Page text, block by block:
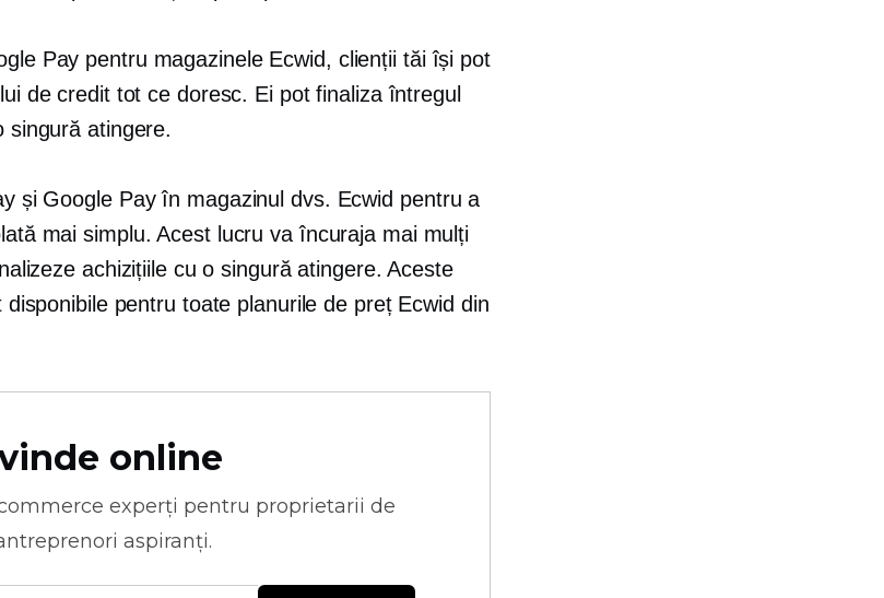
Pay pentru magazinele Ecwid, clienții tăi își pot
de credit tot ce doresc. Ei pot finaliza întregul
singură atingere.
și Google Pay în magazinul dvs. Ecwid pentru a
mai simplu. Acest lucru va încuraja mai mulți
achizițiile cu o singură atingere. Aceste
pentru toate planurile de preț Ecwid din
online
experți pentru proprietarii de
aspiranți.